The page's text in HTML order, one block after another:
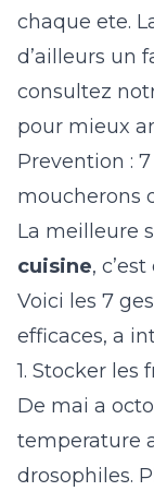
chaque ete.
d’ailleurs un
consultez
pour mieux
Prevention :
moucherons
La meilleure
cuisine,
Voici les 7
efficaces, a
1. Stocker
De mai a
temperature
drosophiles.